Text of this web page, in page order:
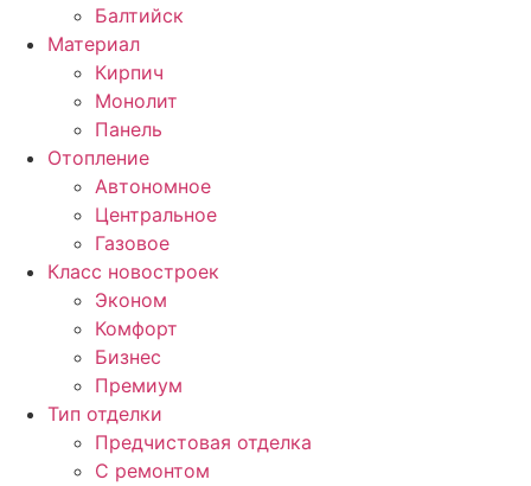
Балтийск
Материал
Кирпич
Монолит
Панель
Отопление
Автономное
Центральное
Газовое
Класс новостроек
Эконом
Комфорт
Бизнес
Премиум
Тип отделки
Предчистовая отделка
С ремонтом